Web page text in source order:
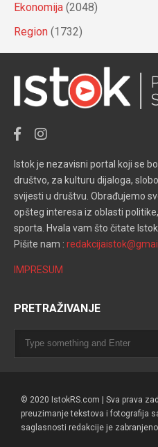
Ekonomija (2048)
Region (1732)
Istok je nezavisni portal koji se
društvo, za kulturu dijaloga,
svijesti u društvu. Obrađujemo
opšteg interesa iz oblasti
sporta. Hvala vam što čitate
Pišite nam :
IMPRESUM
PRETRAŽIVANJE
© 2020 IstokRS.com | Sva prava
preuzimanje tekstova i fotografija
saglasnosti redakcije je zabranjeno.